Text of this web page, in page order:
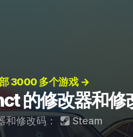
3000 多个游戏 →
的修改器和修
和修改码： Steam